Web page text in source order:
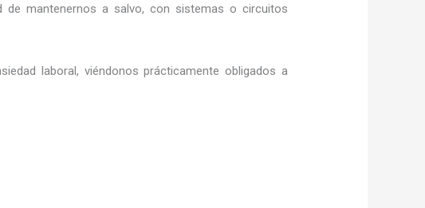
mantenernos a salvo, con sistemas o circuitos
laboral, viéndonos prácticamente obligados a